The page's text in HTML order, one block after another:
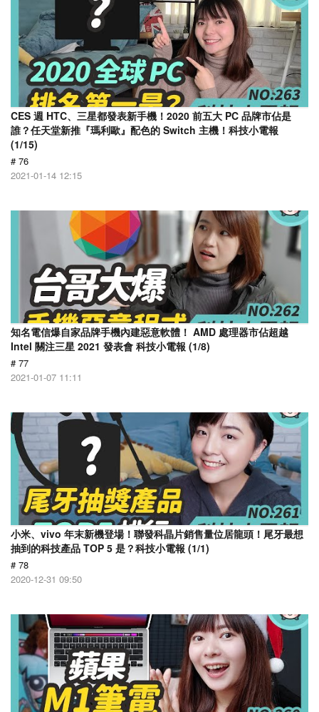
CES 週 HTC、三星都發表新手機！2020 前五大 PC 品牌市佔是
誰？任天堂新推『瑪利歐』配色的 Switch 主機！科技小電報
(1/15)
# 76
2021-01-14 12:15
知名電信爆自家品牌手機內建惡意軟體！ AMD 處理器市佔超越
Intel 關注三星 2021 發表會 科技小電報 (1/8)
# 77
2021-01-07 11:11
小米、vivo 年末新機登場！聯發科晶片銷售量位居龍頭！尾牙最想
抽到的科技產品 TOP 5 是？科技小電報 (1/1)
# 78
2020-12-31 09:50